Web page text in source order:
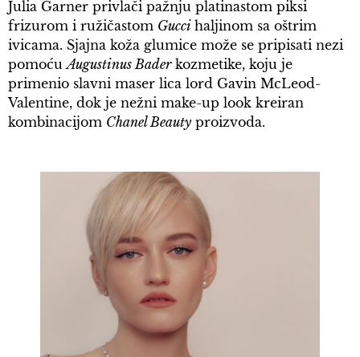
Julia Garner privlači pažnju platinastom piksi
frizurom i ružičastom Gucci haljinom sa oštrim
ivicama. Sjajna koža glumice može se pripisati nezi
pomoću Augustinus Baderkozmetike, koju je
primenio slavni maser lica lord Gavin McLeod-
Valentine, dok je nežni make-up look kreiran
kombinacijom Chanel Beauty proizvoda.